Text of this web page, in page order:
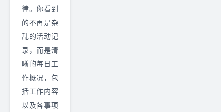
律。你看到
的不再是杂
乱的活动记
录，而是清
晰的每日工
作概况，包
括工作内容
以及各事项